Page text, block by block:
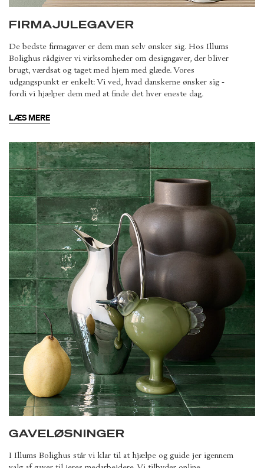
FIRMAJULEGAVER
De bedste firmagaver er dem man selv ønsker sig. Hos Illums
Bolighus rådgiver vi virksomheder om designgaver, der bliver
brugt, værdsat og taget med hjem med glæde. Vores
udgangspunkt er enkelt: Vi ved, hvad danskerne ønsker sig -
fordi vi hjælper dem med at finde det hver eneste dag.
LÆS MERE
GAVELØSNINGER
I Illums Bolighus står vi klar til at hjælpe og guide jer igennem